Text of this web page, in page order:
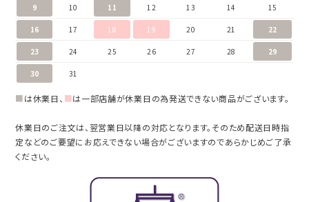
9 10 11 12 13 14 15
16 17 18 19 20 21 22
23 24 25 26 27 28 29
30 31
■は休業日、 ■は一部店舗が休業日の為発送できない商品がございます。
休業日のご注文は、翌営業日以降の対応となります。そのため配送日時指
定などのご要望にお応えできない場合がございますのであらかじめご了承
ください。